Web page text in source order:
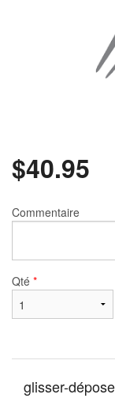
$40.95
Commentaire
Qté *
glisser-